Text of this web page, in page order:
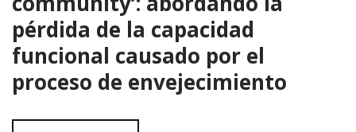
pérdida de la capacidad
funcional causado por el
proceso de envejecimiento